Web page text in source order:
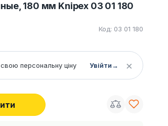
180 мм Knipex 03 01 180
Код: 03 01 180
персональну ціну Увійти→ ×